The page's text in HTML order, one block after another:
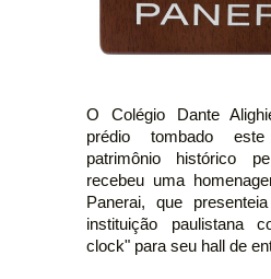
O Colégio Dante
prédio tombado
patrimônio histórico
recebeu uma
Panerai, que
instituição paulistana
clock" para seu hall de